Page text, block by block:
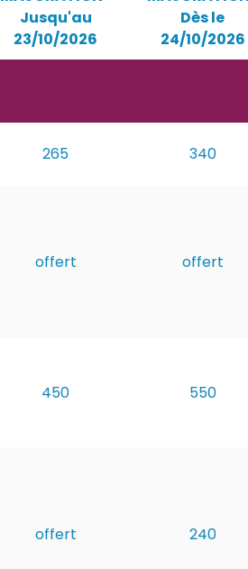
Jusqu'au
23/10/2026
Dès le
24/10/2026
265 340
offert offert
450 550
offert 240